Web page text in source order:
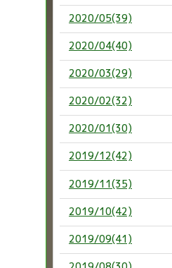
2020/05(39)
2020/04(40)
2020/03(29)
2020/02(32)
2020/01(30)
2019/12(42)
2019/11(35)
2019/10(42)
2019/09(41)